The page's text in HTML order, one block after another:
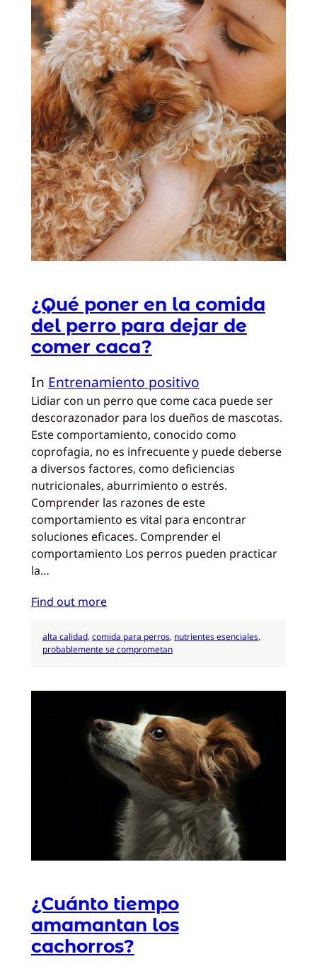
¿Qué poner en la comida
del perro para dejar de
comer caca?
In Entrenamiento positivo
Lidiar con un perro que come caca puede ser
descorazonador para los dueños de mascotas.
Este comportamiento, conocido como
coprofagia, no es infrecuente y puede deberse
a diversos factores, como deficiencias
nutricionales, aburrimiento o estrés.
Comprender las razones de este
comportamiento es vital para encontrar
soluciones eficaces. Comprender el
comportamiento Los perros pueden practicar
la…
Find out more
alta calidad, comida para perros, nutrientes esenciales
probablemente se comprometan
¿Cuánto tiempo
amamantan los
cachorros?